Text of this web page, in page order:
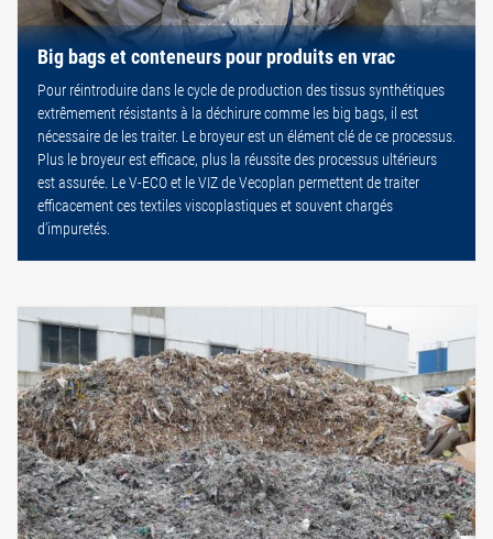
Big bags et conteneurs pour produits en vrac
Pour réintroduire dans le cycle de production des tissus synthétiques
extrêmement résistants à la déchirure comme les big bags, il est
nécessaire de les traiter. Le broyeur est un élément clé de ce processus.
Plus le broyeur est efficace, plus la réussite des processus ultérieurs
est assurée. Le V-ECO et le VIZ de Vecoplan permettent de traiter
efficacement ces textiles viscoplastiques et souvent chargés
d’impuretés.